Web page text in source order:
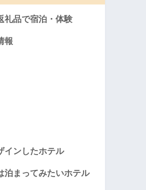
礼品で宿泊・体験
報
インしたホテル
泊まってみたいホテル